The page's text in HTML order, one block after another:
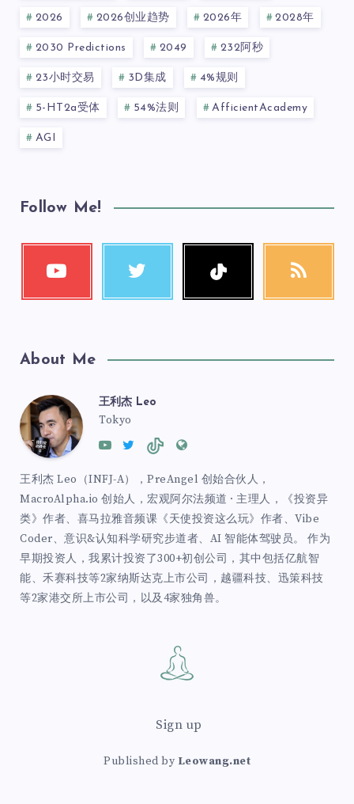
2026 2026创业趋势 2026年 2028年
2030 Predictions 2049 232阿秒
23小时交易 3D集成 4%规则
5-HT2a受体 54%法则 AfficientAcademy
AGI
Follow Me!
About Me
王利杰 Leo
Tokyo
王利杰 Leo（INFJ-A），PreAngel 创始合伙人，
MacroAlpha.io 创始人，宏观阿尔法频道 · 主理人，《投资异
类》作者、喜马拉雅音频课《天使投资这么玩》作者、Vibe
Coder、意识&认知科学研究步道者、AI 智能体驾驶员。 作为
早期投资人，我累计投资了300+初创公司，其中包括亿航智
能、禾赛科技等2家纳斯达克上市公司，越疆科技、迅策科技
等2家港交所上市公司，以及4家独角兽。
Sign up
Published by Leowang.net